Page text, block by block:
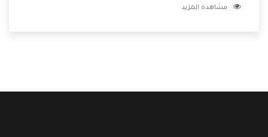
وتقدم للعملاء أقوى العروض والخصومات التى تسهل على
مشاهدة المزيد